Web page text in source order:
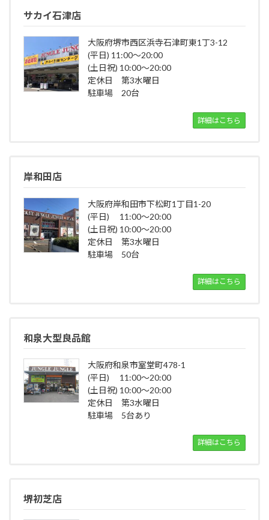
サカイ石津店
大阪府堺市西区浜寺石津町東1丁3-12
(平日) 11:00～20:00
(土日祝) 10:00～20:00
定休日 第3水曜日
駐車場 20台
詳細はこちら
岸和田店
大阪府岸和田市下松町1丁目1-20
(平日) 11:00～20:00
(土日祝) 10:00～20:00
定休日 第3水曜日
駐車場 50台
詳細はこちら
和泉大型良品館
大阪府和泉市室堂町478-1
(平日) 11:00～20:00
(土日祝) 10:00～20:00
定休日 第3水曜日
駐車場 5台あり
詳細はこちら
堺初芝店